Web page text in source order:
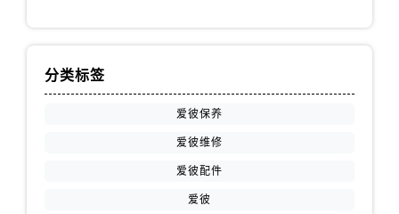
广东省佛山市禅城区季华五路57号万科金融中心C座12层1205室爱彼售后服务中心（需提前预约）
分类标签
爱彼保养
爱彼维修
爱彼配件
爱彼